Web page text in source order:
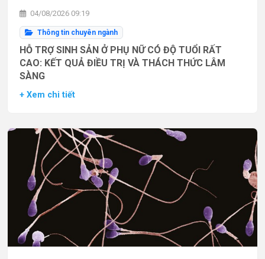
04/08/2026 09:19
Thông tin chuyên ngành
HỖ TRỢ SINH SẢN Ở PHỤ NỮ CÓ ĐỘ TUỔI RẤT
CAO: KẾT QUẢ ĐIỀU TRỊ VÀ THÁCH THỨC LÂM
SÀNG
+ Xem chi tiết